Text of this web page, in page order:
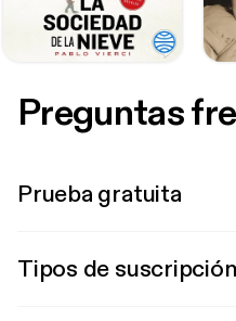
Preguntas
Prueba gratuita
Tipos de suscripción